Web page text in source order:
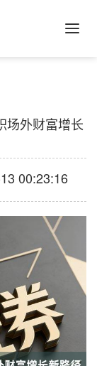
场外财富增长
00:23:16